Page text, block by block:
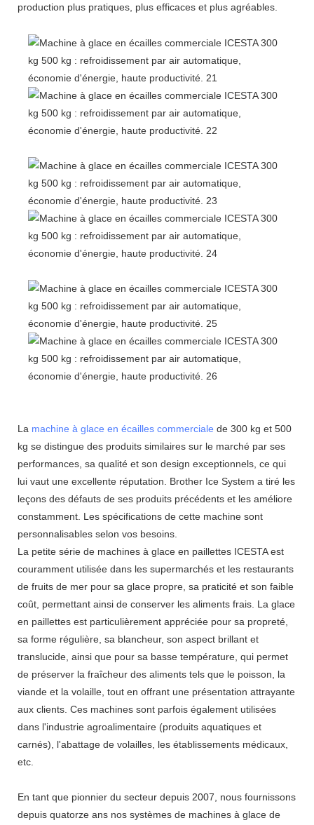
production plus pratiques, plus efficaces et plus agréables.
La machine à glace en écailles commerciale de 300 kg et 500
kg se distingue des produits similaires sur le marché par ses
performances, sa qualité et son design exceptionnels, ce qui
lui vaut une excellente réputation. Brother Ice System a tiré les
leçons des défauts de ses produits précédents et les améliore
constamment. Les spécifications de cette machine sont
personnalisables selon vos besoins.
La petite série de machines à glace en paillettes ICESTA est
couramment utilisée dans les supermarchés et les restaurants
de fruits de mer pour sa glace propre, sa praticité et son faible
coût, permettant ainsi de conserver les aliments frais. La glace
en paillettes est particulièrement appréciée pour sa propreté,
sa forme régulière, sa blancheur, son aspect brillant et
translucide, ainsi que pour sa basse température, qui permet
de préserver la fraîcheur des aliments tels que le poisson, la
viande et la volaille, tout en offrant une présentation attrayante
aux clients. Ces machines sont parfois également utilisées
dans l'industrie agroalimentaire (produits aquatiques et
carnés), l'abattage de volailles, les établissements médicaux,
etc.
En tant que pionnier du secteur depuis 2007, nous fournissons
depuis quatorze ans nos systèmes de machines à glace de